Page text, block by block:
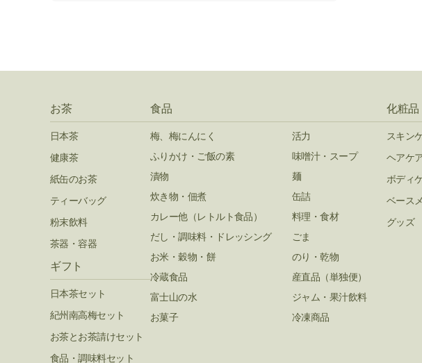
お茶
日本茶
健康茶
紙缶のお茶
ティーバッグ
粉末飲料
茶器・容器
ギフト
日本茶セット
紀州南高梅セット
お茶とお茶請けセット
食品・調味料セット
食品
梅、梅にんにく
活力
ふりかけ・ご飯の素
味噌汁・スープ
漬物
麺
炊き物・佃煮
缶詰
カレー他（レトルト食品）
料理・食材
だし・調味料・ドレッシング
ごま
お米・穀物・餅
のり・乾物
冷蔵食品
産直品（単独便）
富士山の水
ジャム・果汁飲料
お菓子
冷凍商品
化粧品
スキン
ヘアケ
ボディ
ベース
グッズ